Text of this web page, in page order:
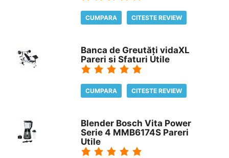
CUMPARA CITESTE REVIEW
Banca de Greutăți vidaXL
Pareri si Sfaturi Utile
CUMPARA CITESTE REVIEW
Blender Bosch Vita Power
Serie 4 MMB6174S Pareri
Utile